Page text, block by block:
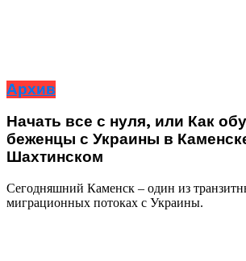
Архив
Начать все с нуля, или Как
беженцы с Украины в
Шахтинском
Сегодняшний Каменск – один из
миграционных потоках с Украины.